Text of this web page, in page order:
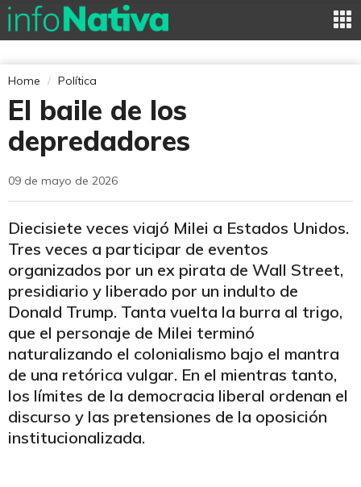
Home Política
El baile de los
depredadores
09 de mayo de 2026
Diecisiete veces viajó Milei a Estados Unidos.
Tres veces a participar de eventos
organizados por un ex pirata de Wall Street,
presidiario y liberado por un indulto de
Donald Trump. Tanta vuelta la burra al trigo,
que el personaje de Milei terminó
naturalizando el colonialismo bajo el mantra
de una retórica vulgar. En el mientras tanto,
los límites de la democracia liberal ordenan el
discurso y las pretensiones de la oposición
institucionalizada.